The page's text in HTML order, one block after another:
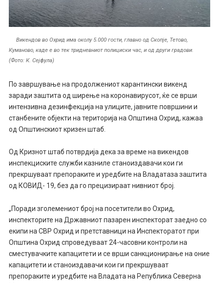
Викендов во Охрид има околу 5.000 гости, главно од Скопје, Тетово,
Куманово, каде е во тек тридневниот полициски час, и од други градови.
(Фото: К. Сејфула)
По завршување на продолжениот карантински викенд
заради заштита од ширење на коронавирусот, ќе се врши
интензивна дезинфекција на улиците, јавните површини и
станбените објекти на територија на Општина Охрид, кажаа
од Општинскиот кризен штаб.
Од Кризнот штаб потврдија дека за време на викендов
инспекциските служби казниле станоиздавачи кои ги
прекршуваат препораките и уредбите на Владатаза заштита
од КОВИД- 19, без да го прецизираат нивниот број.
„Поради зголемениот број на посетители во Охрид,
инспекторите на Државниот пазарен инспекторат заедно со
екипи на СВР Охрид и претставници на Инспекторатот при
Општина Охрид спроведуваат 24-часовни контроли на
сместувачките капацитети и се врши санкционирање на оние
капацитети и станоиздавачи кои ги прекршуваат
препораките и уредбите на Владата на Република Северна